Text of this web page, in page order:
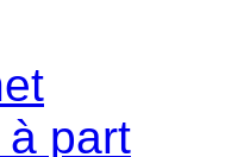
part